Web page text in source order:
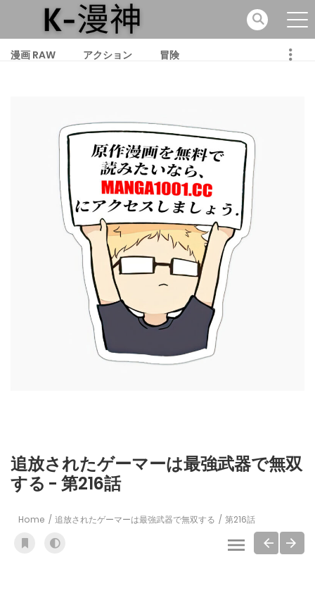
漫画 RAW アクション 冒険
追放されたゲーマーは最強武器で無双
する - 第216話
Home 追放されたゲーマーは最強武器で無双する 第216話